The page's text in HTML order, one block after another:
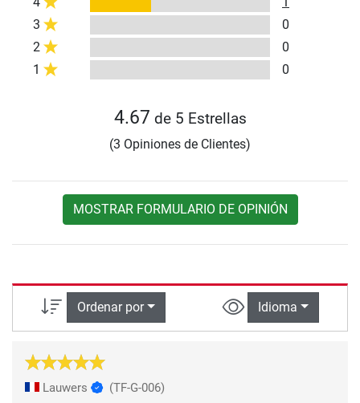
3
0
2
0
1
0
4.67 de 5 Estrellas
(3 Opiniones de Clientes)
MOSTRAR FORMULARIO DE OPINIÓN
Ordenar por Idioma
Lauwers (TF-G-006)